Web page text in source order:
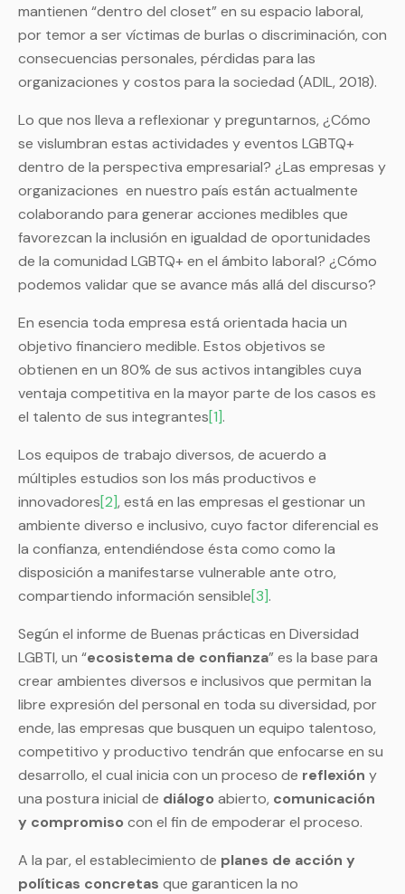
mantienen “dentro del closet” en su espacio laboral,
por temor a ser víctimas de burlas o discriminación, con
consecuencias personales, pérdidas para las
organizaciones y costos para la sociedad (ADIL, 2018).
Lo que nos lleva a reflexionar y preguntarnos, ¿Cómo
se vislumbran estas actividades y eventos LGBTQ+
dentro de la perspectiva empresarial? ¿Las empresas y
organizaciones en nuestro país están actualmente
colaborando para generar acciones medibles que
favorezcan la inclusión en igualdad de oportunidades
de la comunidad LGBTQ+ en el ámbito laboral? ¿Cómo
podemos validar que se avance más allá del discurso?
En esencia toda empresa está orientada hacia un
objetivo financiero medible. Estos objetivos se
obtienen en un 80% de sus activos intangibles cuya
ventaja competitiva en la mayor parte de los casos es
el talento de sus integrantes[1].
Los equipos de trabajo diversos, de acuerdo a
múltiples estudios son los más productivos e
innovadores[2], está en las empresas el gestionar un
ambiente diverso e inclusivo, cuyo factor diferencial es
la confianza, entendiéndose ésta como como la
disposición a manifestarse vulnerable ante otro,
compartiendo información sensible[3].
Según el informe de Buenas prácticas en Diversidad
LGBTI, un “ecosistema de confianza” es la base para
crear ambientes diversos e inclusivos que permitan la
libre expresión del personal en toda su diversidad, por
ende, las empresas que busquen un equipo talentoso,
competitivo y productivo tendrán que enfocarse en su
desarrollo, el cual inicia con un proceso de reflexión y
una postura inicial de diálogo abierto, comunicación
y compromiso con el fin de empoderar el proceso.
A la par, el establecimiento de planes de acción y
políticas concretas que garanticen la no